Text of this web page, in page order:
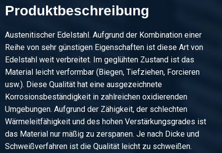
Beschreibung
HE-B Träger 1.4301/1.4307 160 HL 6 mtr lasergeschweißt
Stück pro KG
251,14
Bruttopreis
Wählen Sie
Artikelnummer
2450-0468-180
Beschreibung
HE-B Träger 1.4301/1.4307 180 HL 6 mtr lasergeschweißt
Produktbeschreibung
Austenitischer Edelstahl. Aufgrund der Kombination einer
Reihe von sehr günstigen Eigenschaften ist diese Art von
Edelstahl weit verbreitet. Im geglühten Zustand ist das
Material leicht verformbar (Biegen, Tiefziehen, Forcieren
usw.). Diese Qualität hat eine ausgezeichnete
Korrosionsbeständigkeit in zahlreichen oxidierenden
Umgebungen. Aufgrund der Zähigkeit, der schlechten
Wärmeleitfähigkeit und des hohen Verstärkungsgrades ist
das Material nur mäßig zu zerspanen. Je nach Dicke und
Schweißverfahren ist die Qualität leicht zu schweißen.